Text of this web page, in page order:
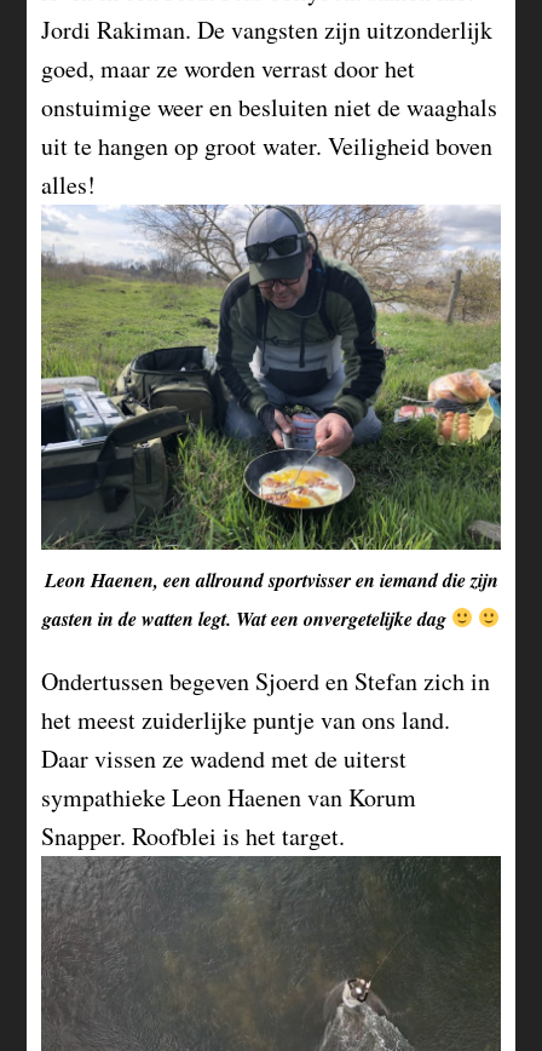
Jordi Rakiman. De vangsten zijn uitzonderlijk
goed, maar ze worden verrast door het
onstuimige weer en besluiten niet de waaghals
uit te hangen op groot water. Veiligheid boven
alles!
Leon Haenen, een allround sportvisser en iemand die zijn
gasten in de watten legt. Wat een onvergetelijke dag
Ondertussen begeven Sjoerd en Stefan zich in
het meest zuiderlijke puntje van ons land.
Daar vissen ze wadend met de uiterst
sympathieke Leon Haenen van Korum
Snapper. Roofblei is het target.